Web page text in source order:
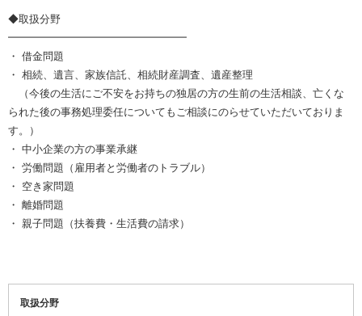
◆取扱分野
━━━━━━━━━━━━━━━━━
・ 借金問題
・ 相続、遺言、家族信託、相続財産調査、遺産整理
（今後の生活にご不安をお持ちの独居の方の生前の生活相談、亡くな
られた後の事務処理委任についてもご相談にのらせていただいておりま
す。）
・ 中小企業の方の事業承継
・ 労働問題（雇用者と労働者のトラブル）
・ 空き家問題
・ 離婚問題
・ 親子問題（扶養費・生活費の請求）
取扱分野